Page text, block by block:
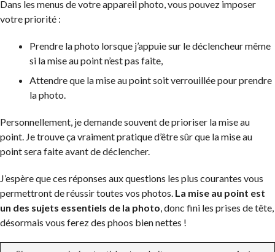
Dans les menus de votre appareil photo, vous pouvez imposer
votre priorité :
Prendre la photo lorsque j’appuie sur le déclencheur même
si la mise au point n’est pas faite,
Attendre que la mise au point soit verrouillée pour prendre
la photo.
Personnellement, je demande souvent de prioriser la mise au
point. Je trouve ça vraiment pratique d’être sûr que la mise au
point sera faite avant de déclencher.
J’espère que ces réponses aux questions les plus courantes vous
permettront de réussir toutes vos photos. La mise au point est
un des sujets essentiels de la photo, donc fini les prises de tête,
désormais vous ferez des phoos bien nettes !